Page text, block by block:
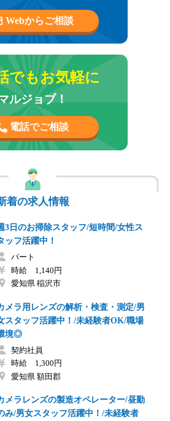
Webからご相談
でもお気軽に
ルジョブ！
電話でご相談
着の求人情報
3日のお掃除スタッフ/短時間/女性ス
ッフ活躍中！
パート
時給 1,140円
愛知県 稲沢市
メラ用レンズの解析・検査・測定/男
スタッフ活躍中！/未経験者OK/職場
境◎
契約社員
時給 1,300円
愛知県 額田郡
メラレンズの製造オペレーター/昼勤
み/男女スタッフ活躍中！/未経験者